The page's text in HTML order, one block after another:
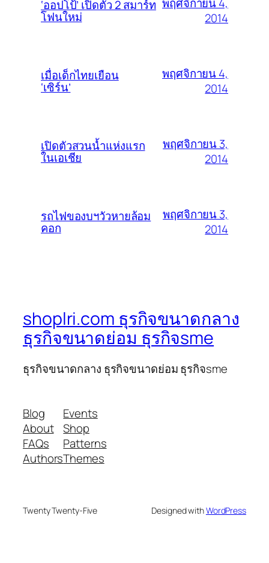
‘ออปโป้’ เปิดตัว 2 สมาร์ท
โฟนใหม่
2014
เมื่อเด็กไทยเยือน
‘เซิร์น’
พฤศจิกายน 4,
2014
เปิดตัวสวนน้ำแห่งแรก
ในเอเชีย
พฤศจิกายน 3,
2014
รถไฟของบฯวัวหายล้อม
คอก
พฤศจิกายน 3,
2014
shoplri.com ธุรกิจขนาดกลาง
ธุรกิจขนาดย่อม ธุรกิจsme
ธุรกิจขนาดกลาง ธุรกิจขนาดย่อม ธุรกิจsme
Blog
About
FAQs
Authors
Events
Shop
Patterns
Themes
Twenty Twenty-Five Designed withWordPress